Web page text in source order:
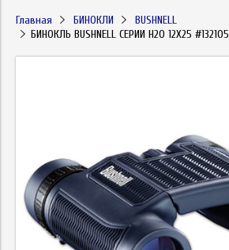
Главная БИНОКЛИ
BUSHNELL
БИНОКЛЬ BUSHNELL СЕРИИ H2O 12X25 #132105